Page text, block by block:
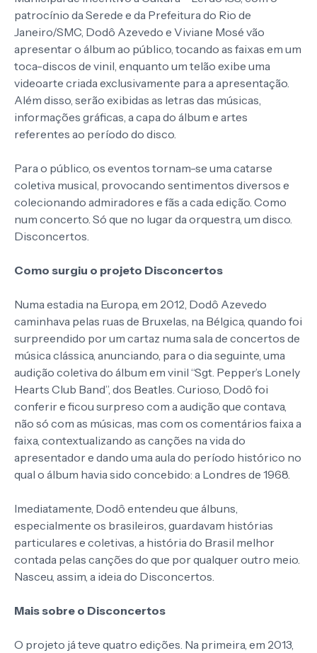
patrocínio da Serede e da Prefeitura do Rio de
Janeiro/SMC, Dodô Azevedo e Viviane Mosé vão
apresentar o álbum ao público, tocando as faixas em um
toca-discos de vinil, enquanto um telão exibe uma
videoarte criada exclusivamente para a apresentação.
Além disso, serão exibidas as letras das músicas,
informações gráficas, a capa do álbum e artes
referentes ao período do disco.
Para o público, os eventos tornam-se uma catarse
coletiva musical, provocando sentimentos diversos e
colecionando admiradores e fãs a cada edição. Como
num concerto. Só que no lugar da orquestra, um disco.
Disconcertos.
Como surgiu o projeto Disconcertos
Numa estadia na Europa, em 2012, Dodô Azevedo
caminhava pelas ruas de Bruxelas, na Bélgica, quando foi
surpreendido por um cartaz numa sala de concertos de
música clássica, anunciando, para o dia seguinte, uma
audição coletiva do álbum em vinil “Sgt. Pepper’s Lonely
Hearts Club Band”, dos Beatles. Curioso, Dodô foi
conferir e ficou surpreso com a audição que contava,
não só com as músicas, mas com os comentários faixa a
faixa, contextualizando as canções na vida do
apresentador e dando uma aula do período histórico no
qual o álbum havia sido concebido: a Londres de 1968.
Imediatamente, Dodô entendeu que álbuns,
especialmente os brasileiros, guardavam histórias
particulares e coletivas, a história do Brasil melhor
contada pelas canções do que por qualquer outro meio.
Nasceu, assim, a ideia do Disconcertos.
Mais sobre o Disconcertos
O projeto já teve quatro edições. Na primeira, em 2013,